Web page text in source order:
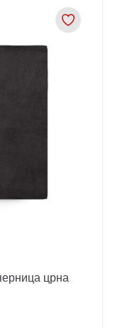
црна